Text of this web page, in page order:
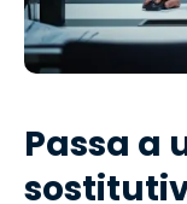
Passa a